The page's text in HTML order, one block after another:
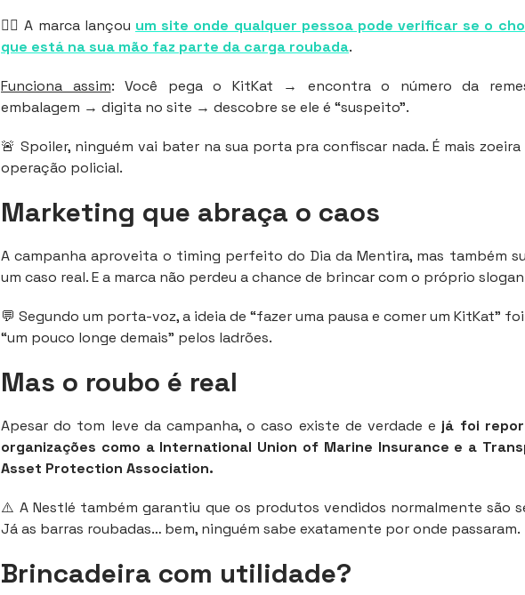
🕵️‍♂️ A marca lançou um site onde qualquer pessoa pode verificar se o
que está na sua mão faz parte da carga roubada.
Funciona assim: Você pega o KitKat → encontra o número da
embalagem → digita no site → descobre se ele é “suspeito”.
🚨 Spoiler, ninguém vai bater na sua porta pra confiscar nada. É mais zoeira
operação policial.
Marketing que abraça o caos
A campanha aproveita o timing perfeito do Dia da Mentira, mas também
um caso real. E a marca não perdeu a chance de brincar com o próprio
💬 Segundo um porta-voz, a ideia de “fazer uma pausa e comer um KitKat”
“um pouco longe demais” pelos ladrões.
Mas o roubo é real
Apesar do tom leve da campanha, o caso existe de verdade e já foi
organizações como a International Union of Marine Insurance e a
Asset Protection Association.
⚠️ A Nestlé também garantiu que os produtos vendidos normalmente são
Já as barras roubadas… bem, ninguém sabe exatamente por onde passaram.
Brincadeira com utilidade?